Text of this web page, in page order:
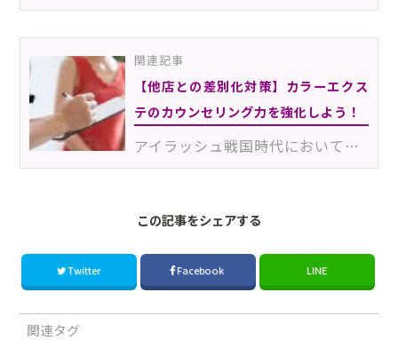
関連記事
【他店との差別化対策】カラーエクス
テのカウンセリング力を強化しよう！
アイラッシュ戦国時代において選ばれるサロンになるために、他店以上の価値を提供できるサロンを目指した…
この記事をシェアする
Twitter Facebook LINE
関連タグ